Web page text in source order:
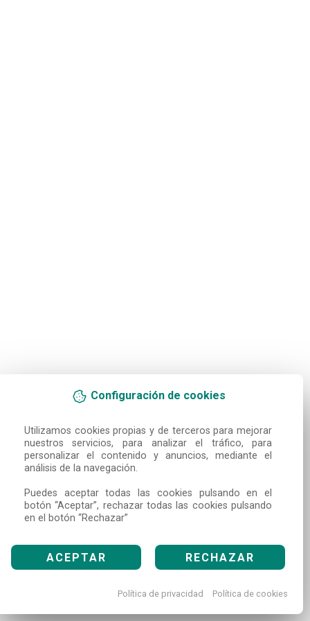
Configuración de cookies
Utilizamos cookies propias y de terceros para mejorar
nuestros servicios, para analizar el tráfico, para
personalizar el contenido y anuncios, mediante el
análisis de la navegación.
Puedes aceptar todas las cookies pulsando en el
botón “Aceptar”, rechazar todas las cookies pulsando
en el botón “Rechazar”
ACEPTAR RECHAZAR
Política de privacidad Política de cookies